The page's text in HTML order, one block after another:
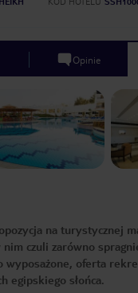
Opinie
na turystycznej
nim czuli zarówno
oferta
egipskiego słońca.